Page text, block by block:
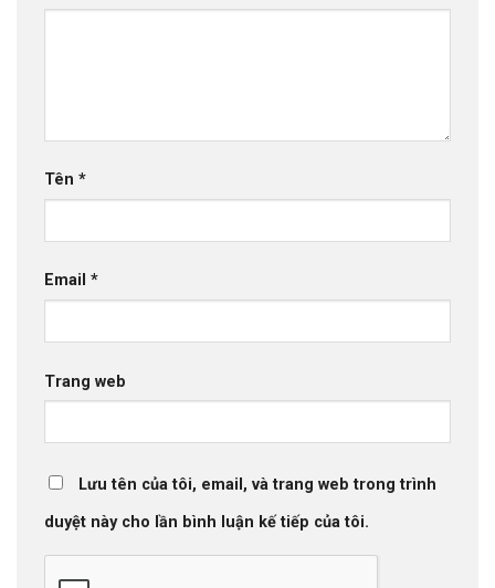
Tên *
Email *
Trang web
Lưu tên của tôi, email, và trang web trong trình
duyệt này cho lần bình luận kế tiếp của tôi.